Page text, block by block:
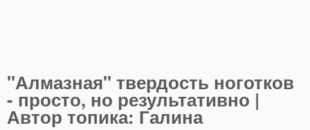
"Алмазная" твердость ноготков
- просто, но результативно |
Автор топика: Галина